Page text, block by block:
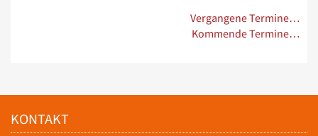
Vergangene Termine…
Kommende Termine…
KONTAKT